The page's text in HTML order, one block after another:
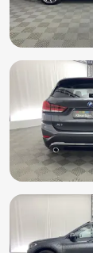
Start/stop
Stuur
Stuur